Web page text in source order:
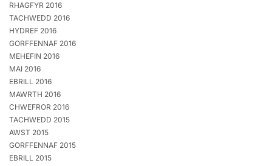
RHAGFYR 2016
TACHWEDD 2016
HYDREF 2016
GORFFENNAF 2016
MEHEFIN 2016
MAI 2016
EBRILL 2016
MAWRTH 2016
CHWEFROR 2016
TACHWEDD 2015
AWST 2015
GORFFENNAF 2015
EBRILL 2015